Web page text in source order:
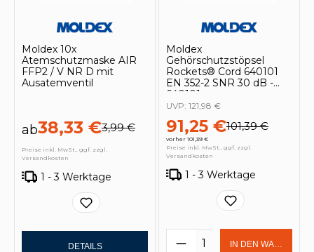
Moldex 10x
Atemschutzmaske AIR
FFP2 / V NR D mit
Ausatemventil
ab38,33 €3,99 €
Preise inkl. MwSt., ggf. zzgl.
Versandkosten
1 - 3 Werktage
DETAILS
Moldex
Gehörschutzstöpsel
Rockets® Cord 640101
EN 352-2 SNR 30 dB -
640101
91,25 €101,39 €
vorher 101,39 €
UVP: 121,98 €
Preise inkl. MwSt., ggf. zzgl.
Versandkosten
1 - 3 Werktage
Produkt Anzahl:
IN DEN